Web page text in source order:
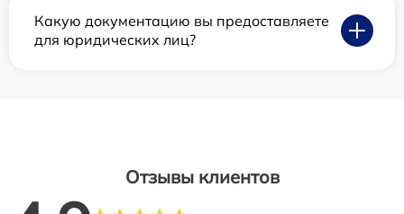
Какую документацию вы предоставляете
для юридических лиц?
Отзывы клиентов